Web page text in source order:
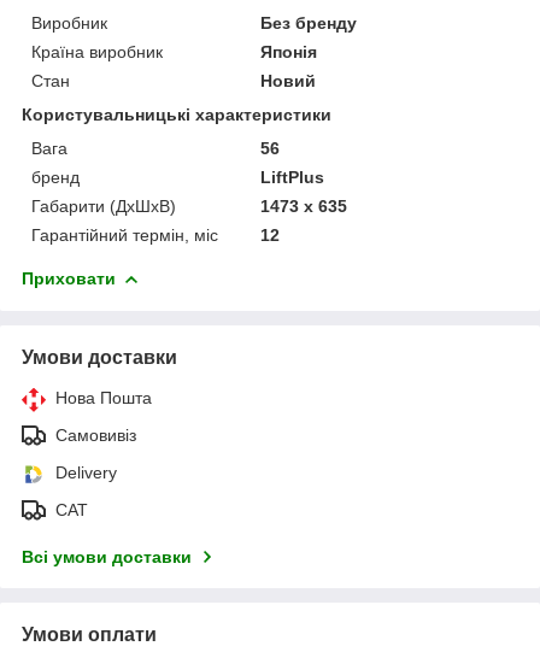
Виробник
Без бренду
Країна виробник
Японія
Стан
Новий
Користувальницькі характеристики
Вага
56
бренд
LiftPlus
Габарити (ДхШхВ)
1473 x 635
Гарантійний термін, міс
12
Приховати
Умови доставки
Нова Пошта
Самовивіз
Delivery
САТ
Всі умови доставки
Умови оплати